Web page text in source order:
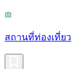
สถานที่ท่องเที่ยว